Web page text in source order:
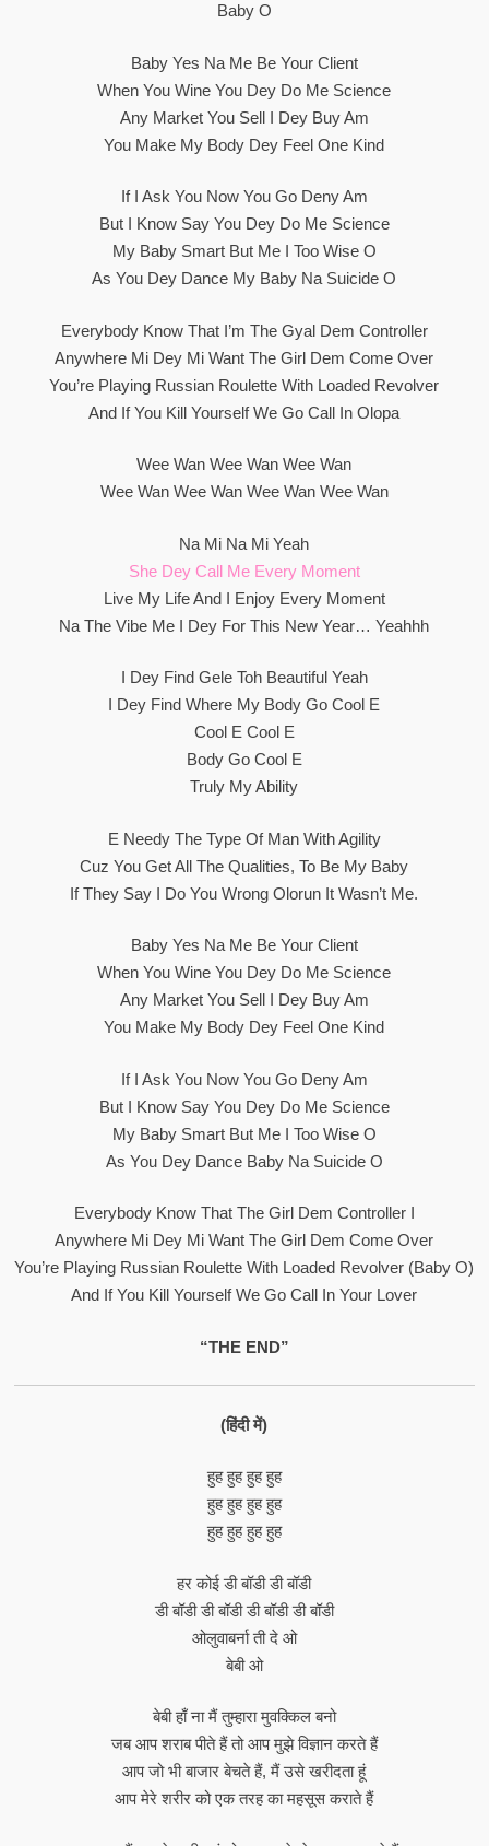
Baby O
Baby Yes Na Me Be Your Client
When You Wine You Dey Do Me Science
Any Market You Sell I Dey Buy Am
You Make My Body Dey Feel One Kind
If I Ask You Now You Go Deny Am
But I Know Say You Dey Do Me Science
My Baby Smart But Me I Too Wise O
As You Dey Dance My Baby Na Suicide O
Everybody Know That I’m The Gyal Dem Controller
Anywhere Mi Dey Mi Want The Girl Dem Come Over
You’re Playing Russian Roulette With Loaded Revolver
And If You Kill Yourself We Go Call In Olopa
Wee Wan Wee Wan Wee Wan
Wee Wan Wee Wan Wee Wan Wee Wan
Na Mi Na Mi Yeah
She Dey Call Me Every Moment
Live My Life And I Enjoy Every Moment
Na The Vibe Me I Dey For This New Year… Yeahhh
I Dey Find Gele Toh Beautiful Yeah
I Dey Find Where My Body Go Cool E
Cool E Cool E
Body Go Cool E
Truly My Ability
E Needy The Type Of Man With Agility
Cuz You Get All The Qualities, To Be My Baby
If They Say I Do You Wrong Olorun It Wasn’t Me.
Baby Yes Na Me Be Your Client
When You Wine You Dey Do Me Science
Any Market You Sell I Dey Buy Am
You Make My Body Dey Feel One Kind
If I Ask You Now You Go Deny Am
But I Know Say You Dey Do Me Science
My Baby Smart But Me I Too Wise O
As You Dey Dance Baby Na Suicide O
Everybody Know That The Girl Dem Controller I
Anywhere Mi Dey Mi Want The Girl Dem Come Over
You’re Playing Russian Roulette With Loaded Revolver (Baby O)
And If You Kill Yourself We Go Call In Your Lover
“THE END”
(हिंदी में)
हुह हुह हुह हुह
हुह हुह हुह हुह
हुह हुह हुह हुह
हर कोई डी बॉडी डी बॉडी
डी बॉडी डी बॉडी डी बॉडी डी बॉडी
ओलुवाबर्ना ती दे ओ
बेबी ओ
बेबी हाँ ना मैं तुम्हारा मुवक्किल बनो
जब आप शराब पीते हैं तो आप मुझे विज्ञान करते हैं
आप जो भी बाजार बेचते हैं, मैं उसे खरीदता हूं
आप मेरे शरीर को एक तरह का महसूस कराते हैं